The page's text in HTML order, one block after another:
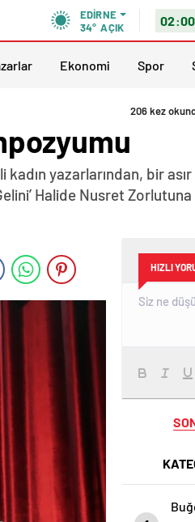
EDIRNE
34° AÇIK 02:00
Ekonomi Spor
206 kez
yazarlarından, bir
Halide Nusret
HIZLI